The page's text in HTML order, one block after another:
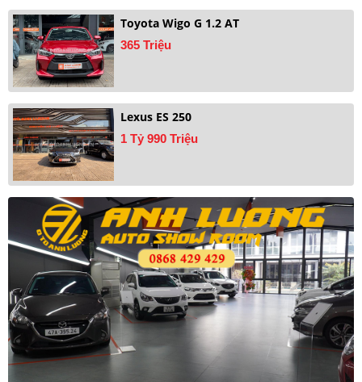
Toyota Wigo G 1.2 AT
365 Triệu
Lexus ES 250
1 Tỷ 990 Triệu